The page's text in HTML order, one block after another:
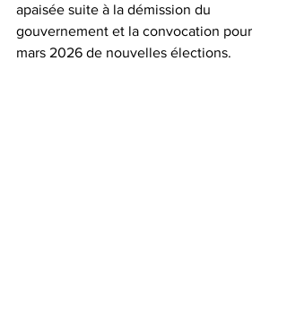
apaisée suite à la démission du
gouvernement et la convocation pour
mars 2026 de nouvelles élections.